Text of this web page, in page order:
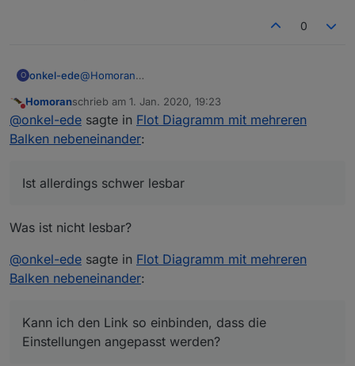
0
O onkel-ede@Homoran
Adresse und die Datenpunkte anpasse, sieht es so
aus, wie es korrekt wäre.
Ist allerdings schwer lesbar (bin mit Tablett
Einstellungen angepasst werden?
Nicht stören
Homoranschrieb am 1. Jan. 2020, 19:23
zuletzt editiert von
@onkel-ede sagte in Flot Diagramm mit mehreren
Balken nebeneinander:
Ist allerdings schwer lesbar
Was ist nicht lesbar?
@onkel-ede sagte in Flot Diagramm mit mehreren
Balken nebeneinander:
Kann ich den Link so einbinden, dass die
Einstellungen angepasst werden?